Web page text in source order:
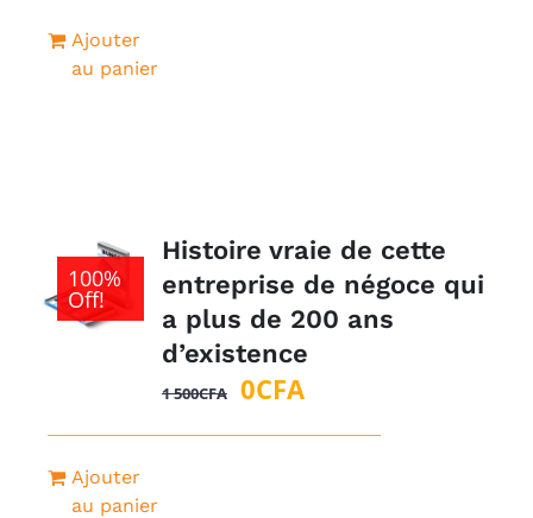
Ajouter
au panier
100%
Off!
Histoire vraie de cette
entreprise de négoce qui
a plus de 200 ans
d’existence
1 500CFA
Le
0CFALe
Ajouter
au panier